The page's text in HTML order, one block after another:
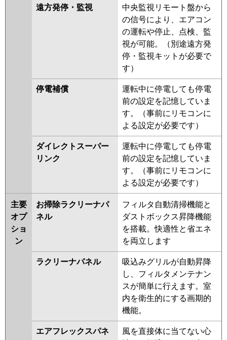
遠方発停・監視
中央監視リモート盤から
の信号により、エアコン
の運転や停止、点検、監
視が可能。（別途遠方発
停・監視キットが必要で
す）
停電補償
運転中に停電しても停電
前の設定を記憶していま
す。（事前にリモコンに
よる設定が必要です）
ダイレクトスーパー
リンク
運転中に停電しても停電
前の設定を記憶していま
す。（事前にリモコンに
よる設定が必要です）
主要
オプ
ショ
ン
お掃除ラクリーナパ
ネル
フィルタ自動清掃機能と
ダストボックス昇降機能
を搭載。快適性と省エネ
を両立します
ラクリーナパネル
吸込みグリルが自動昇降
し、フィルタメンテナン
スが簡単に行えます。室
内を衛生的にする画期的
機能。
エアフレックスパネ
風を直接体に当てない心